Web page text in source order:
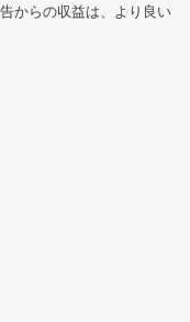
からの収益は、より良い